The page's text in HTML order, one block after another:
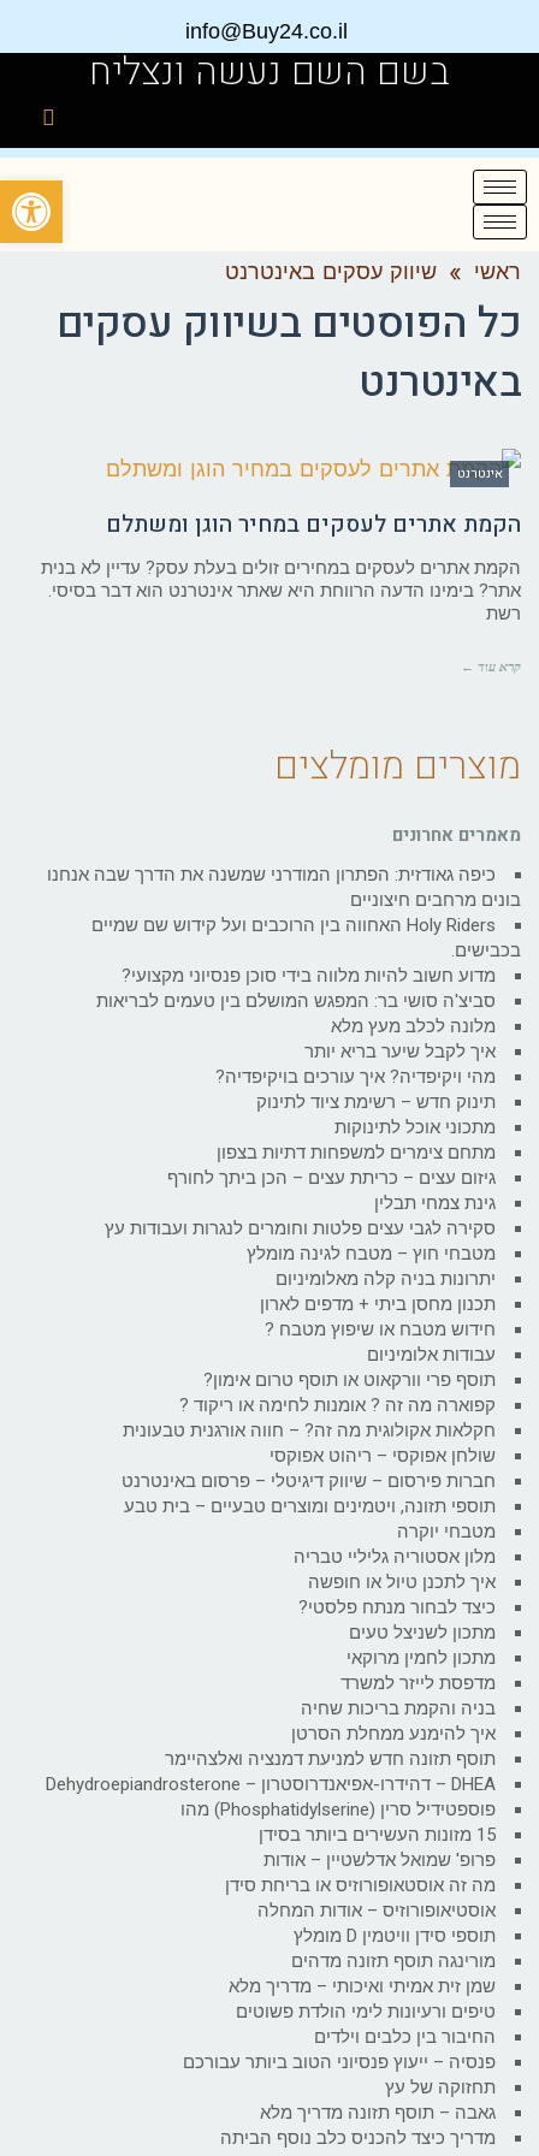
info@Buy24.co.il
בשם השם נעשה ונצליח
ראשי » שיווק עסקים באינטרנט
כל הפוסטים בשיווק עסקים
באינטרנט
אינטרנט
הקמת אתרים לעסקים במחיר הוגן ומשתלם
הקמת אתרים לעסקים במחירים זולים בעלת עסק? עדיין לא בנית
אתר? בימינו הדעה הרווחת היא שאתר אינטרנט הוא דבר בסיסי.
רשת
קרא עוד ←
מוצרים מומלצים
מאמרים אחרונים
כיפה גאודזית: הפתרון המודרני שמשנה את הדרך שבה אנחנו
בונים מרחבים חיצוניים
Holy Riders האחווה בין הרוכבים ועל קידוש שם שמיים
בכבישים.
מדוע חשוב להיות מלווה בידי סוכן פנסיוני מקצועי?
סביצ'ה סושי בר: המפגש המושלם בין טעמים לבריאות
מלונה לכלב מעץ מלא
איך לקבל שיער בריא יותר
מהי ויקיפדיה? איך עורכים בויקיפדיה?
תינוק חדש – רשימת ציוד לתינוק
מתכוני אוכל לתינוקות
מתחם צימרים למשפחות דתיות בצפון
גיזום עצים – כריתת עצים – הכן ביתך לחורף
גינת צמחי תבלין
סקירה לגבי עצים פלטות וחומרים לנגרות ועבודות עץ
מטבחי חוץ – מטבח לגינה מומלץ
יתרונות בניה קלה מאלומיניום
תכנון מחסן ביתי + מדפים לארון
חידוש מטבח או שיפוץ מטבח ?
עבודות אלומיניום
תוסף פרי וורקאוט או תוסף טרום אימון?
קפוארה מה זה ? אומנות לחימה או ריקוד ?
חקלאות אקולוגית מה זה? – חווה אורגנית טבעונית
שולחן אפוקסי – ריהוט אפוקסי
חברות פירסום – שיווק דיגיטלי – פרסום באינטרנט
תוספי תזונה, ויטמינים ומוצרים טבעיים – בית טבע
מטבחי יוקרה
מלון אסטוריה גליליי טבריה
איך לתכנן טיול או חופשה
כיצד לבחור מנתח פלסטי?
מתכון לשניצל טעים
מתכון לחמין מרוקאי
מדפסת לייזר למשרד
בניה והקמת בריכות שחיה
איך להימנע ממחלת הסרטן
תוסף תזונה חדש למניעת דמנציה ואלצהיימר
DHEA – דהידרו-אפיאנדרוסטרון – Dehydroepiandrosterone
פוספטידיל סרין (Phosphatidylserine) מהו
15 מזונות העשירים ביותר בסידן
פרופ' שמואל אדלשטיין – אודות
מה זה אוסטאופורוזיס או בריחת סידן
אוסטיאופורוזיס – אודות המחלה
תוספי סידן וויטמין D מומלץ
מורינגה תוסף תזונה מדהים
שמן זית אמיתי ואיכותי – מדריך מלא
טיפים ורעיונות לימי הולדת פשוטים
החיבור בין כלבים וילדים
פנסיה – ייעוץ פנסיוני הטוב ביותר עבורכם
תחזוקה של עץ
גאבה – תוסף תזונה מדריך מלא
מדריך כיצד להכניס כלב נוסף הביתה